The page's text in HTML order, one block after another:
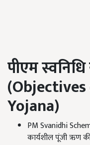
पीएम
(
Yojana)
PM Svanidhi
कार्यशील पूंजी ऋण